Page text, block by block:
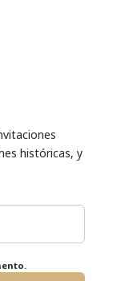
históricas, y